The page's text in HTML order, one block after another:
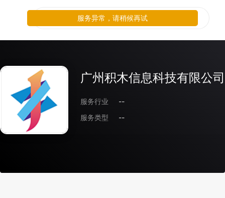
广州积木信息科技有限公司
服务行业
--
服务类型
--
服务异常，请稍候再试